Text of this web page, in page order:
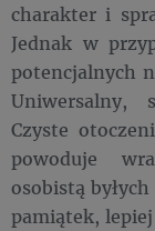
charakter i
Jednak w
potencjalnych
Uniwersalny,
Czyste
powoduje
osobistą
pamiątek,